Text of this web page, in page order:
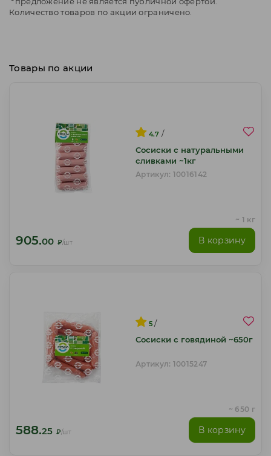
Количество товаров по акции ограничено.
Товары по акции
4.7 /
Сосиски с натуральными
сливками ~1кг
Артикул: 10016142
~ 1 кг
905.00 ₽/шт В корзину
5 /
Сосиски с говядиной ~650г
Артикул: 10015247
~ 650 г
588.25 ₽/шт В корзину